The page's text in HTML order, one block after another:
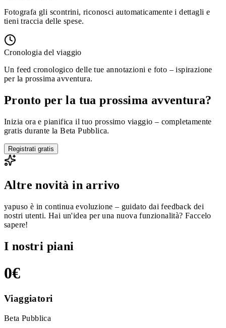
Fotografa gli scontrini, riconosci automaticamente i dettagli e
tieni traccia delle spese.
Cronologia del viaggio
Un feed cronologico delle tue annotazioni e foto – ispirazione
per la prossima avventura.
Pronto per la tua prossima avventura?
Inizia ora e pianifica il tuo prossimo viaggio – completamente
gratis durante la Beta Pubblica.
Registrati gratis
Altre novità in arrivo
yapuso è in continua evoluzione – guidato dai feedback dei
nostri utenti. Hai un'idea per una nuova funzionalità? Faccelo
sapere!
I nostri piani
0€
Viaggiatori
Beta Pubblica